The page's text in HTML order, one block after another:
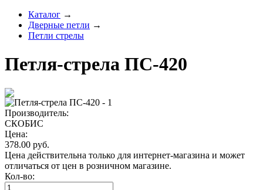
Каталог →
Дверные петли →
Петли стрелы
Петля-стрела ПС-420
Производитель:
СКОБИС
Цена:
378.00 руб.
Цена действительна только для интернет-магазина и может
отличаться от цен в розничном магазине.
Кол-во: